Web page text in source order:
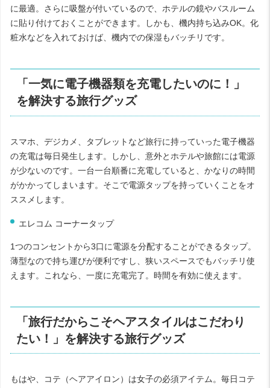
に最適。さらに吸盤が付いているので、ホテルの鏡やバスルーム
に貼り付けておくことができます。しかも、機内持ち込みOK。化
粧水などを入れておけば、機内での保湿もバッチリです。
「一気に電子機器類を充電したいのに！」
を解決する旅行グッズ
スマホ、デジカメ、タブレットなど旅行に持っていった電子機器
の充電は毎日発生します。しかし、意外とホテルや旅館には電源
が少ないのです。一台一台順番に充電していると、かなりの時間
がかかってしまいます。そこで電源タップを持っていくことをオ
ススメします。
エレコム コーナータップ
1つのコンセントから3口に電源を分配することができるタップ。
薄型なので持ち運びが便利ですし、狭いスペースでもバッチリ使
えます。これなら、一度に充電完了。時間を有効に使えます。
「旅行だからこそヘアスタイルはこだわり
たい！」を解決する旅行グッズ
もはや、コテ（ヘアアイロン）は女子の必須アイテム。毎日コテ